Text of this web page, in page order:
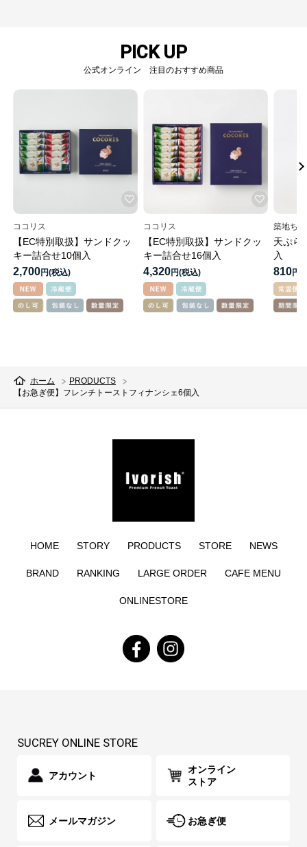
PICK UP
公式オンライン 注目のおすすめ商品
ココリス
【EC特別取扱】サンドクッ
キー詰合せ10個入
2,700円
ココリス
【EC特別取扱】サンドクッ
キー詰合せ16個入
4,320円
築地ち
天ぷら
入
810円
ホーム
PRODUCTS
【お急ぎ便】フレンチトーストフィナンシェ6個入
HOME STORY PRODUCTS STORE NEWS
BRAND RANKING LARGE ORDER CAFE MENU
ONLINESTORE
SUCREY ONLINE STORE
アカウント
オンライン
ストア
メールマガジン お急ぎ便